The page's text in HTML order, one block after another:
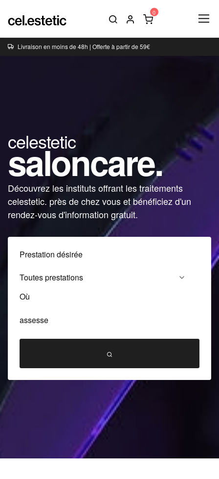
Livraison en moins de 48h | Offerte à partir de 59€
celestetic
saloncare.
Découvrez les instituts offrant les traitements
celestetic. près de chez vous et bénéficiez d'un
rendez-vous d'information gratuit.
Prestation désirée
Où